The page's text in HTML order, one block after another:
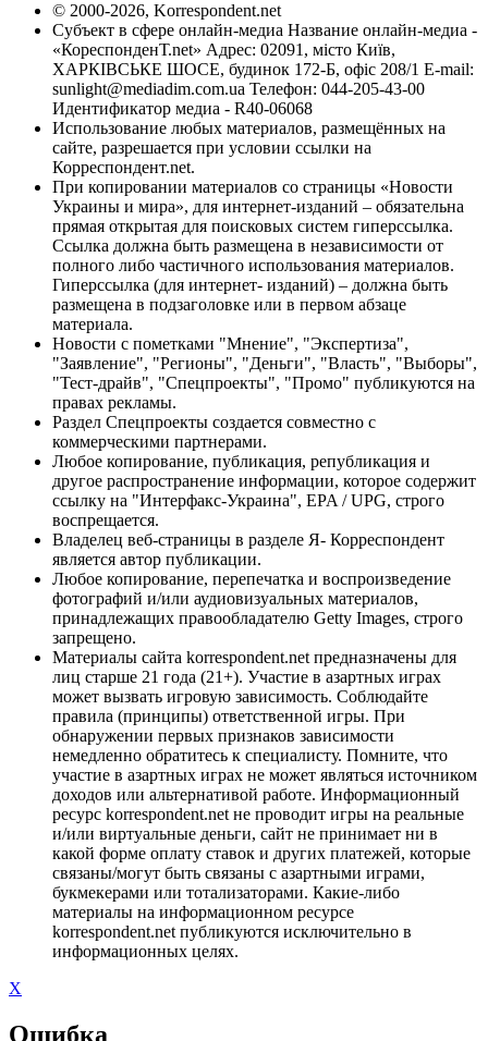
© 2000-2026, Korrespondent.net
Субъект в сфере онлайн-медиа Название онлайн-медиа -
«КореспонденТ.net» Адрес: 02091, місто Київ,
ХАРКІВСЬКЕ ШОСЕ, будинок 172-Б, офіс 208/1 E-mail:
sunlight@mediadim.com.ua Телефон: 044-205-43-00
Идентификатор медиа - R40-06068
Использование любых материалов, размещённых на
сайте, разрешается при условии ссылки на
Корреспондент.net.
При копировании материалов со страницы «Новости
Украины и мира», для интернет-изданий – обязательна
прямая открытая для поисковых систем гиперссылка.
Ссылка должна быть размещена в независимости от
полного либо частичного использования материалов.
Гиперссылка (для интернет- изданий) – должна быть
размещена в подзаголовке или в первом абзаце
материала.
Новости с пометками "Мнение", "Экспертиза",
"Заявление", "Регионы", "Деньги", "Власть", "Выборы",
"Тест-драйв", "Спецпроекты", "Промо" публикуются на
правах рекламы.
Раздел Спецпроекты создается совместно с
коммерческими партнерами.
Любое копирование, публикация, републикация и
другое распространение информации, которое содержит
ссылку на "Интерфакс-Украина", EPA / UPG, строго
воспрещается.
Владелец веб-страницы в разделе Я- Корреспондент
является автор публикации.
Любое копирование, перепечатка и воспроизведение
фотографий и/или аудиовизуальных материалов,
принадлежащих правообладателю Getty Images, строго
запрещено.
Материалы сайта korrespondent.net предназначены для
лиц старше 21 года (21+). Участие в азартных играх
может вызвать игровую зависимость. Соблюдайте
правила (принципы) ответственной игры. При
обнаружении первых признаков зависимости
немедленно обратитесь к специалисту. Помните, что
участие в азартных играх не может являться источником
доходов или альтернативой работе. Информационный
ресурс korrespondent.net не проводит игры на реальные
и/или виртуальные деньги, сайт не принимает ни в
какой форме оплату ставок и других платежей, которые
связаны/могут быть связаны с азартными играми,
букмекерами или тотализаторами. Какие-либо
материалы на информационном ресурсе
korrespondent.net публикуются исключительно в
информационных целях.
X
Ошибка